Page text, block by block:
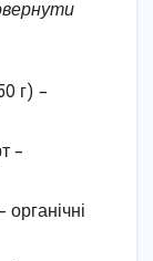
г) –
–